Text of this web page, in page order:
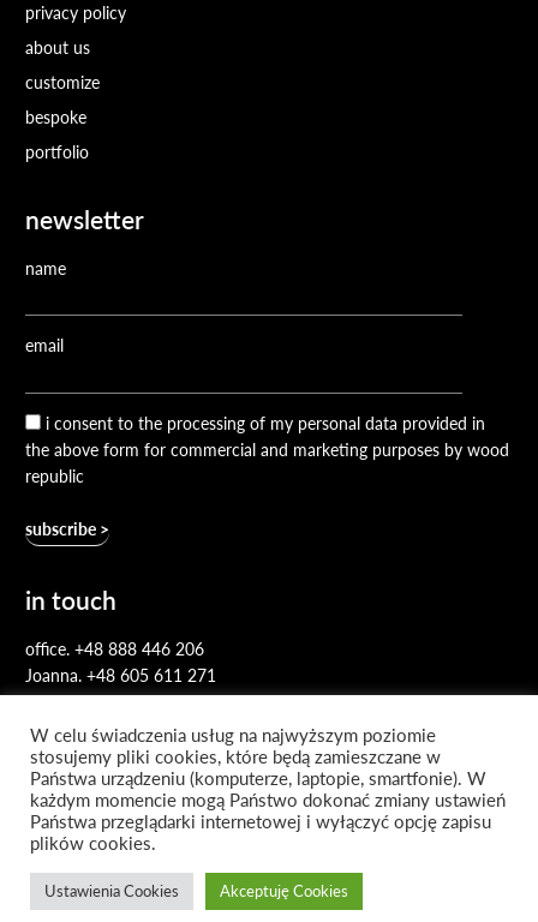
privacy policy
about us
customize
bespoke
portfolio
newsletter
name
email
i consent to the processing of my personal data provided in
the above form for commercial and marketing purposes by wood
republic
in touch
office. +48 888 446 206
Joanna. +48 605 611 271
hello.woodrepublic@gmail.com
facebook pinterest
© 2026 Wood Republic
W celu świadczenia usług na najwyższym poziomie
stosujemy pliki cookies, które będą zamieszczane w
Państwa urządzeniu (komputerze, laptopie, smartfonie). W
każdym momencie mogą Państwo dokonać zmiany ustawień
Państwa przeglądarki internetowej i wyłączyć opcję zapisu
plików cookies.
Ustawienia Cookies Akceptuję Cookies